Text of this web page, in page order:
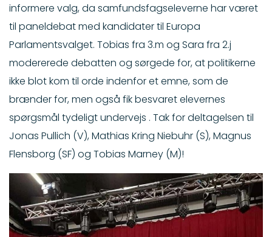
informere valg, da samfundsfagseleverne har været
til paneldebat med kandidater til Europa
Parlamentsvalget. Tobias fra 3.m og Sara fra 2.j
modererede debatten og sørgede for, at politikerne
ikke blot kom til orde indenfor et emne, som de
brænder for, men også fik besvaret elevernes
spørgsmål tydeligt undervejs . Tak fordeltagelsen til
Jonas Pullich (V), Mathias Kring Niebuhr (S), Magnus
Flensborg (SF) og Tobias Marney (M)!